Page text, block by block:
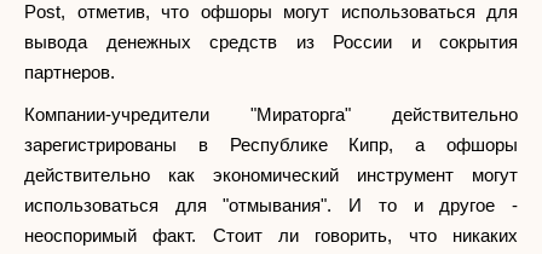
Post, отметив, что офшоры могут использоваться для
вывода денежных средств из России и сокрытия
партнеров.
Компании-учредители "Мираторга" действительно
зарегистрированы в Республике Кипр, а офшоры
действительно как экономический инструмент могут
использоваться для "отмывания". И то и другое -
неоспоримый факт. Стоит ли говорить, что никаких